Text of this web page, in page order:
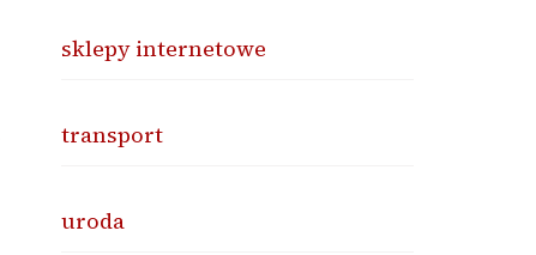
sklepy internetowe
transport
uroda